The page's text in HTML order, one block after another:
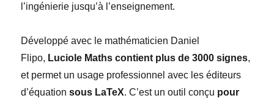
l’ingénierie jusqu’à l’enseignement.
Développé avec le mathématicien Daniel
Flipo, Luciole Maths contient plus de 3000 signes,
et permet un usage professionnel avec les éditeurs
d’équationsous LaTeX. C’est un outil conçu pour